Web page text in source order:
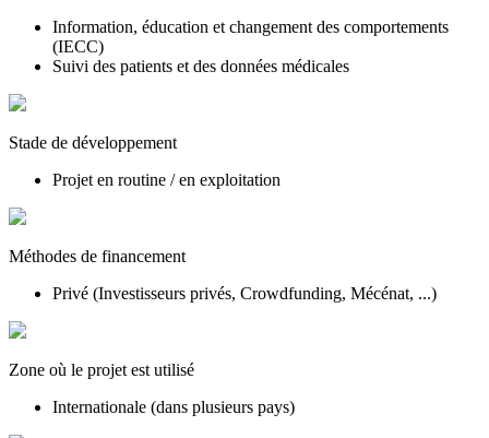
Information, éducation et changement des comportements
(IECC)
Suivi des patients et des données médicales
Stade de développement
Projet en routine / en exploitation
Méthodes de financement
Privé (Investisseurs privés, Crowdfunding, Mécénat, ...)
Zone où le projet est utilisé
Internationale (dans plusieurs pays)